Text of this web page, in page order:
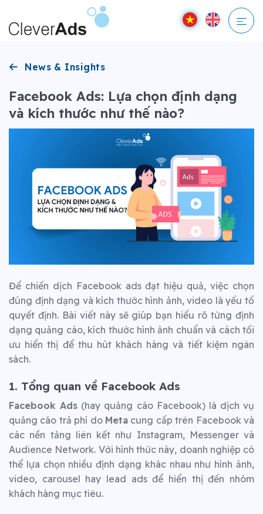
qua
nội
News & Insights
Facebook Ads: Lựa chọn định dạng
và kích thước như thế nào?
Để chiến dịch Facebook ads đạt hiệu quả, việc chọn
đúng định dạng và kích thước hình ảnh, video là yếu tố
quyết định. Bài viết này sẽ giúp bạn hiểu rõ từng định
dạng quảng cáo, kích thước hình ảnh chuẩn và cách tối
ưu hiển thị để thu hút khách hàng và tiết kiệm ngân
sách.
1. Tổng quan về Facebook Ads
Facebook Ads (hay quảng cáo Facebook) là dịch vụ
quảng cáo trả phí do Meta cung cấp trên Facebook và
các nền tảng liên kết như Instagram, Messenger và
Audience Network. Với hình thức này, doanh nghiệp có
thể lựa chọn nhiều định dạng khác nhau như hình ảnh,
video, carousel hay lead ads để hiển thị đến nhóm
khách hàng mục tiêu.